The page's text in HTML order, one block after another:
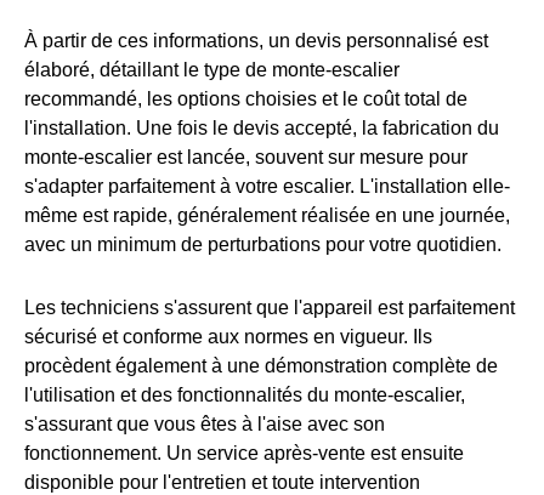
À partir de ces informations, un devis personnalisé est
élaboré, détaillant le type de monte-escalier
recommandé, les options choisies et le coût total de
l'installation. Une fois le devis accepté, la fabrication du
monte-escalier est lancée, souvent sur mesure pour
s'adapter parfaitement à votre escalier. L'installation elle-
même est rapide, généralement réalisée en une journée,
avec un minimum de perturbations pour votre quotidien.
Les techniciens s'assurent que l'appareil est parfaitement
sécurisé et conforme aux normes en vigueur. Ils
procèdent également à une démonstration complète de
l'utilisation et des fonctionnalités du monte-escalier,
s'assurant que vous êtes à l'aise avec son
fonctionnement. Un service après-vente est ensuite
disponible pour l'entretien et toute intervention